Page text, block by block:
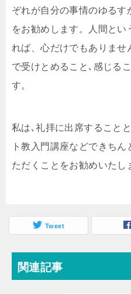
ぞれが自分の事情のゆるす
をお勧めします。人間と
れば、心だけでもありま
で受けとめること､感じる
す。
私は､礼拝に出席すること
ト教入門講座などできち
ただくことをお勧めいたし
Tweet
関連記事